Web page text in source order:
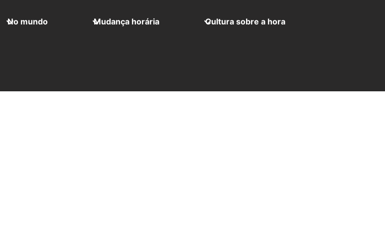
No mundo Mudança horária Cultura sobre a hora